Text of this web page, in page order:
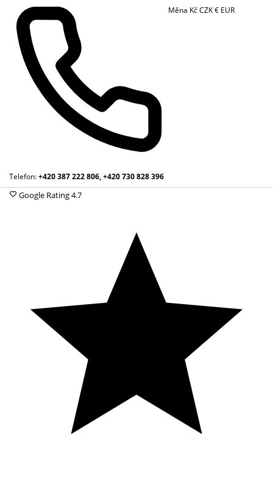
Telefon:+420 387 222 806, +420 730 828 396
Měna KčCZK€ EUR
Google Rating4.7